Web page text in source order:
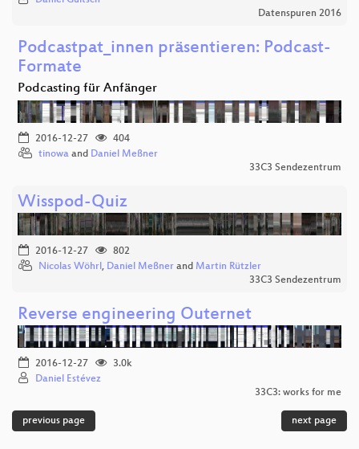
Datenspuren 2016
Podcastpat_innen präsentieren: Podcast-
Formate
Podcasting für Anfänger
2016-12-27
404
tinowa and Daniel Meßner
33C3 Sendezentrum
Wisspod-Quiz
2016-12-27
802
Nicolas Wöhrl, Daniel Meßner and Martin Rützler
33C3 Sendezentrum
Reverse engineering Outernet
2016-12-27
3.0k
Daniel Estévez
33C3: works for me
previous page next page